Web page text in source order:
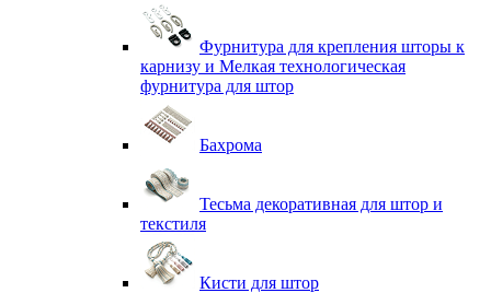
Фурнитура для крепления шторы к
карнизу и Мелкая технологическая
фурнитура для штор
Бахрома
Тесьма декоративная для штор и
текстиля
Кисти для штор